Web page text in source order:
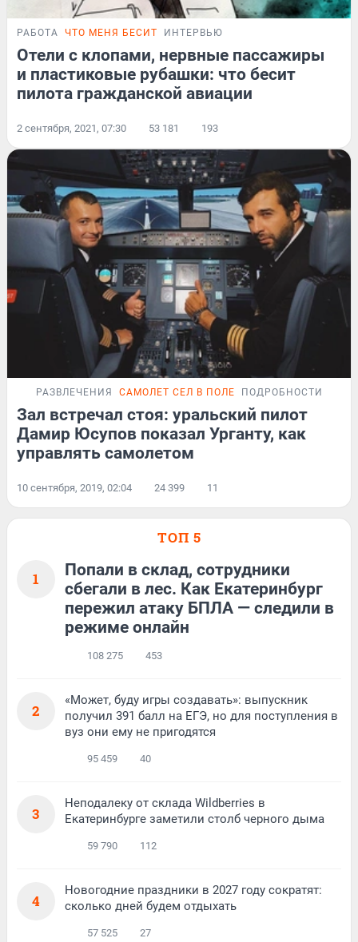
РАБОТА ЧТО МЕНЯ БЕСИТ ИНТЕРВЬЮ
Отели с клопами, нервные пассажиры
и пластиковые рубашки: что бесит
пилота гражданской авиации
2 сентября, 2021, 07:30 53 181 193
РАЗВЛЕЧЕНИЯ САМОЛЕТ СЕЛ В ПОЛЕ ПОДРОБНОСТИ
Зал встречал стоя: уральский пилот
Дамир Юсупов показал Урганту, как
управлять самолетом
10 сентября, 2019, 02:04 24 399 11
ТОП 5
1
Попали в склад, сотрудники
сбегали в лес. Как Екатеринбург
пережил атаку БПЛА — следили в
режиме онлайн
108 275 453
2
«Может, буду игры создавать»: выпускник
получил 391 балл на ЕГЭ, но для поступления в
вуз они ему не пригодятся
95 459 40
3
Неподалеку от склада Wildberries в
Екатеринбурге заметили столб черного дыма
59 790 112
4
Новогодние праздники в 2027 году сократят:
сколько дней будем отдыхать
57 525 27